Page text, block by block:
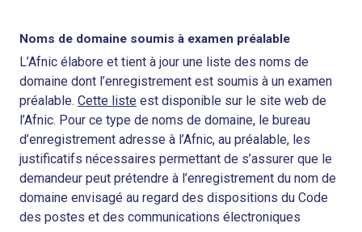
Noms de domaine soumis à examen préalable
L’Afnic élabore et tient à jour une liste des noms de
domaine dont l’enregistrement est soumis à un examen
préalable. Cette liste est disponible sur le site web de
l’Afnic. Pour ce type de noms de domaine, le bureau
d’enregistrement adresse à l’Afnic, au préalable, les
justificatifs nécessaires permettant de s’assurer que le
demandeur peut prétendre à l’enregistrement du nom de
domaine envisagé au regard des dispositions du Code
des postes et des communications électroniques